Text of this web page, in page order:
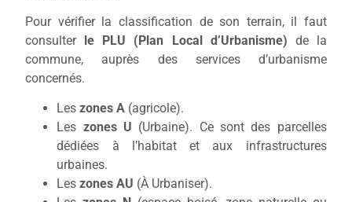
Pour vérifier la classification de son terrain, il faut
consulter le PLU (Plan Local d’Urbanisme) de la
commune, auprès des services d’urbanisme
concernés.
Leszones A (agricole).
Les zones U (Urbaine). Ce sont des parcelles
dédiées à l’habitat et aux infrastructures
urbaines.
Leszones AU (À Urbaniser).